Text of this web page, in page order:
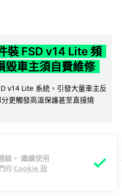
驗。 繼續使用
的 Cookie 政
裝 FSD v14 Lite 頻
毀車主須自費維修
v14 Lite 系統，引發大量車主反
更觸發高溫保護甚至直接燒